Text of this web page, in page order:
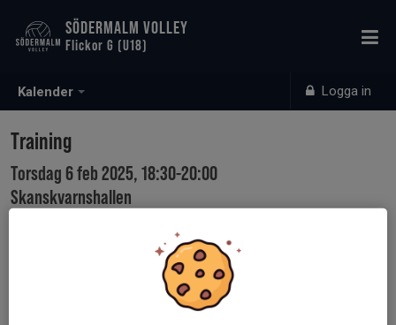
Kalender Logga in
SÖDERMALM VOLLEY
Flickor G (U18)
Training
Torsdag 6 feb 2025, 18:30-20:00
Skanskvarnshallen